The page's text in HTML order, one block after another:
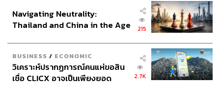
อดีตกองกลางชาวบราซิลเดินทางไปเดนเวอร์เพื่อเข้าพบ
นอกจากจะซื้อเวลาให้กับอาร์เตตาแล้ว ยังได้บอกถึงสิ่งที่
สโมสรต้องทำ ซึ่งไม่ใช่แค่การโละนักเตะเก่า เติมนักเตะใหม่
ที่อายุน้อยใช้งานได้อีกไกล แต่รวมถึงการเปลี่ยนแปลงใน
ระดับโครงสร้างการบริหารของสโมสรที่มีปัญหาด้วย
Navigating Neutrality:
Thailand and China in the Age
215
BUSINESS / ECONOMIC
วิเคราะห์ปรากฏการณ์คนแห่ขอสิน
เชื่อ CLICX อาจเป็นเพียงยอด
2.7K